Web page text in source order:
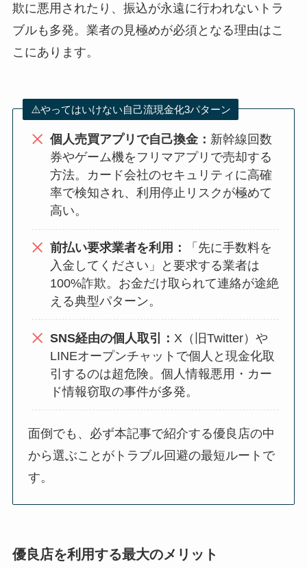
欺に悪用されたり、振込が永遠に行われないトラ
ブルも多発。業者の見極めが必須となる理由はこ
こにあります。
⚠️やってはいけない自己流現金化3パターン
個人売買アプリで自己換金： 新幹線回数
券やゲーム機をフリマアプリで売却する
方法。カード会社のセキュリティに高確
率で検知され、利用停止リスクが極めて
高い。
前払い要求業者を利用：
「先に手数料を
入金してください」と要求する業者は
100%詐欺。お金だけ取られて連絡が途絶
える典型パターン。
SNS経由の個人取引： X（旧Twitter）や
LINEオープンチャットで個人と現金化取
引するのは超危険。個人情報悪用・カー
ド情報窃取の事件が多発。
面倒でも、必ず本記事で紹介する優良店の中
から選ぶことがトラブル回避の最短ルートで
す。
優良店を利用する最大のメリット